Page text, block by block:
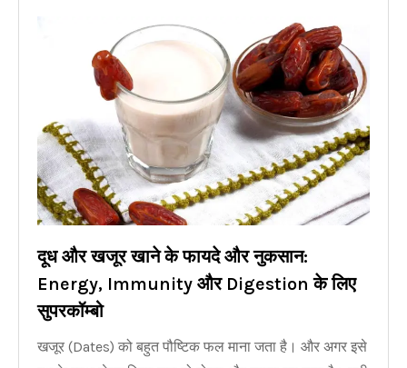
दूध और खजूर खाने के फायदे और नुकसान:
Energy, Immunity और Digestion के लिए
सुपरकॉम्बो
खजूर (Dates) को बहुत पौष्टिक फल माना जता है। और अगर इसे